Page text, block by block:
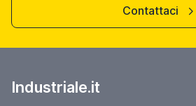
Contattaci
Industriale.it